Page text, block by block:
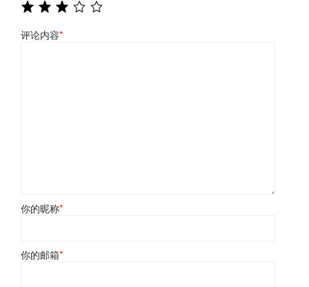
评论内容*
你的昵称*
你的邮箱*